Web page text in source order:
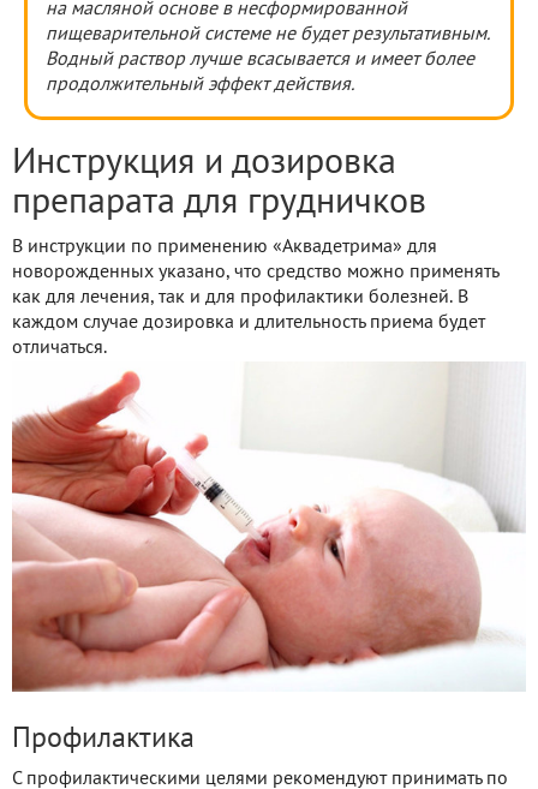
на масляной основе в несформированной
пищеварительной системе не будет результативным.
Водный раствор лучше всасывается и имеет более
продолжительный эффект действия.
Инструкция и дозировка
препарата для грудничков
В инструкции по применению «Аквадетрима» для
новорожденных указано, что средство можно применять
как для лечения, так и для профилактики болезней. В
каждом случае дозировка и длительность приема будет
отличаться.
Профилактика
С профилактическими целями рекомендуют принимать по